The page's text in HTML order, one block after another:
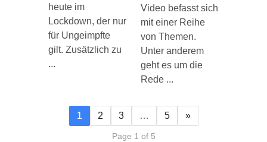
heute im
Lockdown, der nur
für Ungeimpfte
gilt. Zusätzlich zu
...
Video befasst sich
mit einer Reihe
von Themen.
Unter anderem
geht es um die
Rede ...
1 2 3 … 5 »
Page 1 of 5